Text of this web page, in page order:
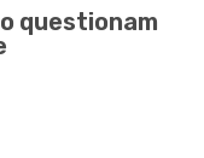
questionam